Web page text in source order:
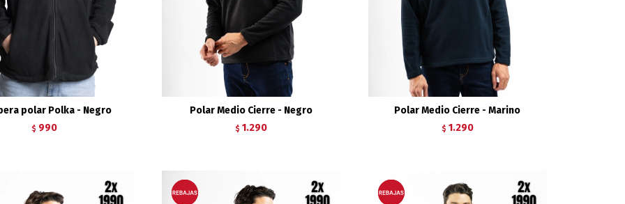
polar Polka - Negro
$ 990
Polar Medio Cierre - Negro
$ 1.290
Polar Medio Cierre - Marino
$ 1.290